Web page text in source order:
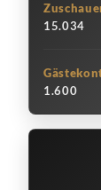
15.034
1.600